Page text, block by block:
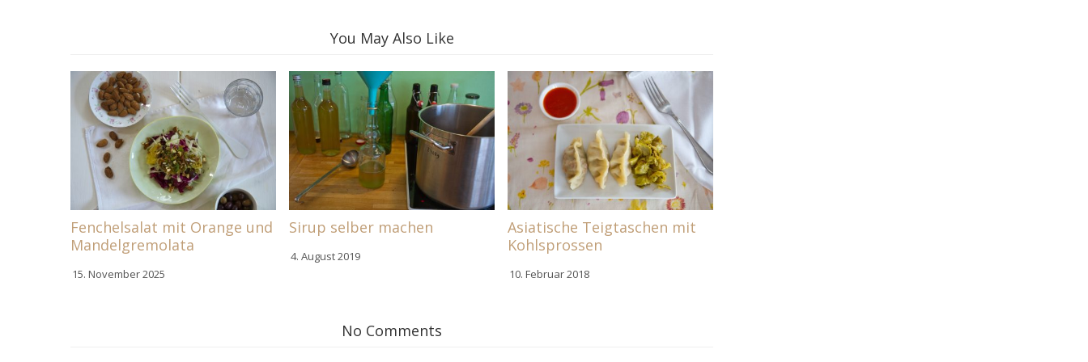
You May Also Like
Fenchelsalat mit Orange und
Mandelgremolata
15. November 2025
Sirup selber machen
4. August 2019
Asiatische Teigtaschen mit
Kohlsprossen
10. Februar 2018
No Comments